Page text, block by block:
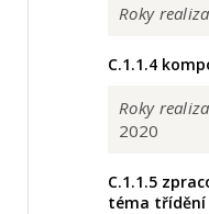
Roky
C.1.1.4
Roky
2020
C.1.1.5
téma třídění